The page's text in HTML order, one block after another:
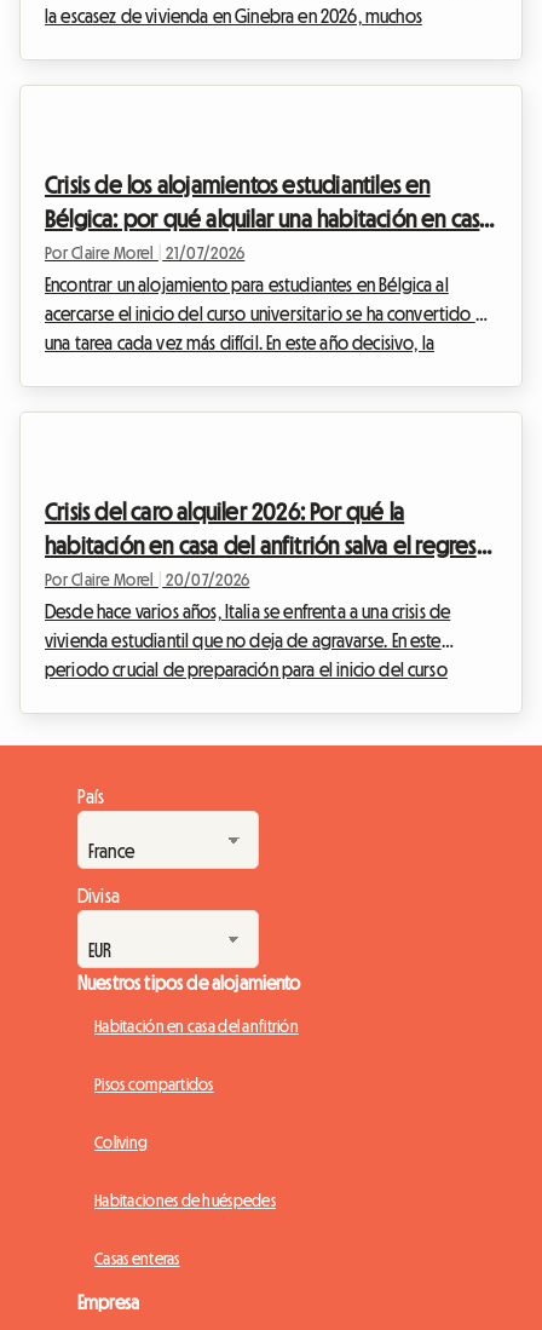
la escasez de vivienda en Ginebra en 2026, muchos
acumulan por cientos en los escritorios de la...
Crisis de los alojamientos estudiantiles en
Bélgica: por qué alquilar una habitación en casa
del anfitrión es la solución para el inicio del ciclo
escolar 2026
Por Claire Morel 21/07/2026
Encontrar un alojamiento para estudiantes en Bélgica al
acercarse el inicio del curso universitario se ha convertido en
una tarea cada vez más difícil. En este año decisivo, la
este panorama alarmante, surgen nuev...
Crisis del caro alquiler 2026: Por qué la
habitación en casa del anfitrión salva el regreso
a clases de los estudiantes italianos
Por Claire Morel 20/07/2026
Desde hace varios años, Italia se enfrenta a una crisis de
vivienda estudiantil que no deja de agravarse. En este
periodo crucial de preparación para el inicio del curso
metrópolis universitarias del país. Las tiendas de campaña
plantadas frente a las prestigiosas universidades de Milán,
Roma o Bolonia ya no son simples ac...
País
Divisa
Nuestros tipos de alojamiento
Habitación en casa del anfitrión
Pisos compartidos
Coliving
Habitaciones de huéspedes
Casas enteras
Empresa